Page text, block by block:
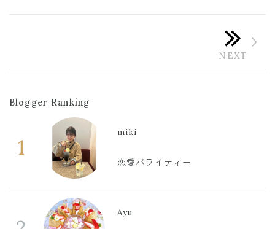
Blogger Ranking
1
miki
恋愛バライティー
Ayu